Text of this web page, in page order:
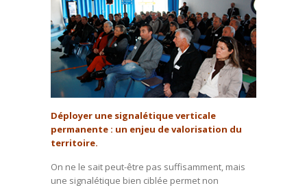
Déployer une signalétique verticale
permanente : un enjeu de valorisation du
territoire.
On ne le sait peut-être pas suffisamment, mais
une signalétique bien ciblée permet non